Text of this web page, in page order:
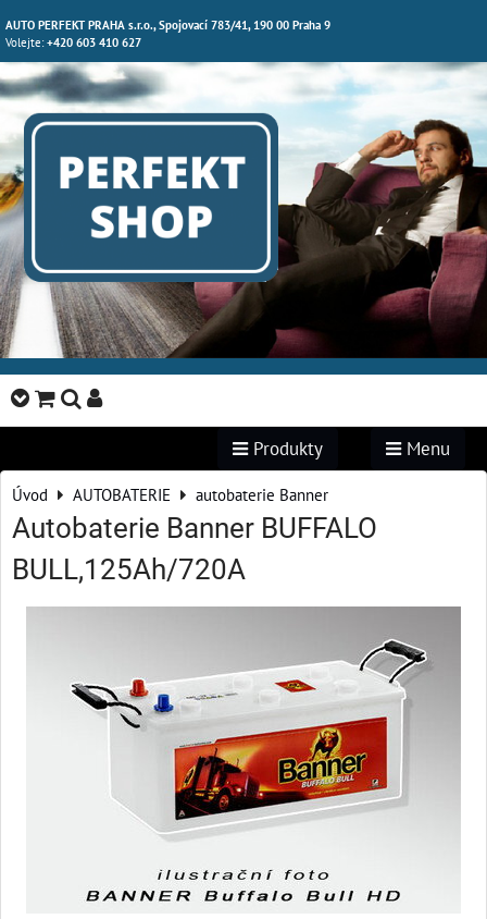
AUTO PERFEKT PRAHA s.r.o., Spojovací 783/41, 190 00 Praha 9
Volejte:+420 603 410 627
Produkty Menu
Úvod AUTOBATERIE autobaterie Banner
Autobaterie Banner BUFFALO
BULL,125Ah/720A